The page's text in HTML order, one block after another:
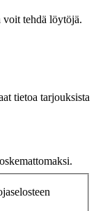
voit tehdä löytöjä.
tietoa tarjouksista